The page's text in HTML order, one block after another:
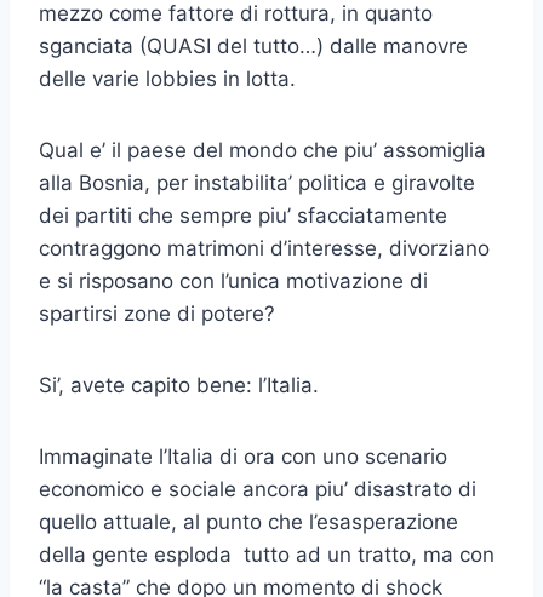
mezzo come fattore di rottura, in quanto
sganciata (QUASI del tutto…) dalle manovre
delle varie lobbies in lotta.
Qual e’ il paese del mondo che piu’ assomiglia
alla Bosnia, per instabilita’ politica e giravolte
dei partiti che sempre piu’ sfacciatamente
contraggono matrimoni d’interesse, divorziano
e si risposano con l’unica motivazione di
spartirsi zone di potere?
Si’, avete capito bene: l’Italia.
Immaginate l’Italia di ora con uno scenario
economico e sociale ancora piu’ disastrato di
quello attuale, al punto che l’esasperazione
della gente esploda tutto ad un tratto, ma con
“la casta” che dopo un momento di shock